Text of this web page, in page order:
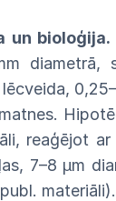
un bioloģija.
diametrā,
reaģējot ar
7–8 µm
materiāli).